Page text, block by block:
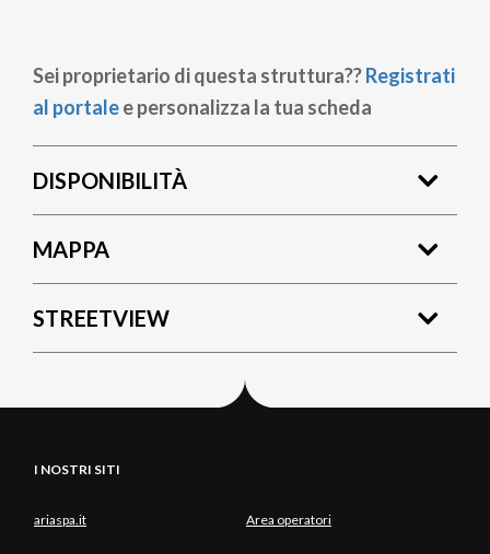
Sei proprietario di questa struttura??Registrati
al portalee personalizza la tua scheda
DISPONIBILITÀ
MAPPA
STREETVIEW
I NOSTRI SITI
ariaspa.it Area operatori